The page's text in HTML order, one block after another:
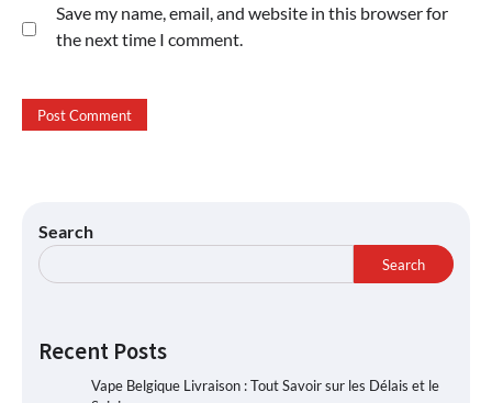
Save my name, email, and website in this browser for
the next time I comment.
Search
Search
Recent Posts
Vape Belgique Livraison : Tout Savoir sur les Délais et le